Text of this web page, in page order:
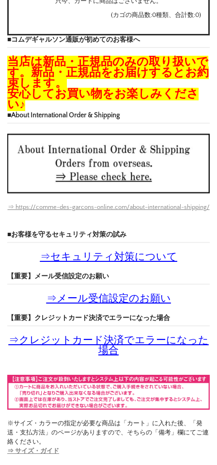
(カゴの商品数:0種類、合計数:0)
■コムデギャルソン通販が初めてのお客様へ
当店は新品・正規品のみの取り扱いで
す。新品・正規品をお届けするとお約
束します。
安心してお買い物をお楽しみくださ
い♪
■About International Order & Shipping
⇒ https://comme-des-garcons-online.com/about-international-shipping/
■お客様を守るセキュリティ対策の試み
⇒セキュリティ対策について
【重要】メール受信設定のお願い
⇒メール受信設定のお願い
【重要】クレジットカード決済でエラーになった場合
⇒クレジットカード決済でエラーになった
場合
※サイズ・カラーの指定が必要な商品は「カート」に入れた後、「発
送・支払方法」のページがありますので、そちらの「備考」欄にてご連
絡ください。
⇒ サイズ・ガイド